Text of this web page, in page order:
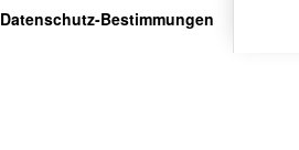
Datenschutz-Bestimmungen